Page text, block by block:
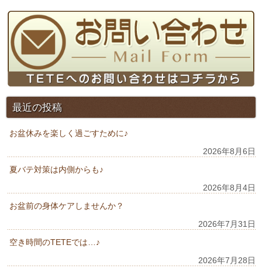
最近の投稿
お盆休みを楽しく過ごすために♪
2026年8月6日
夏バテ対策は内側からも♪
2026年8月4日
お盆前の身体ケアしませんか？
2026年7月31日
空き時間のTETEでは…♪
2026年7月28日